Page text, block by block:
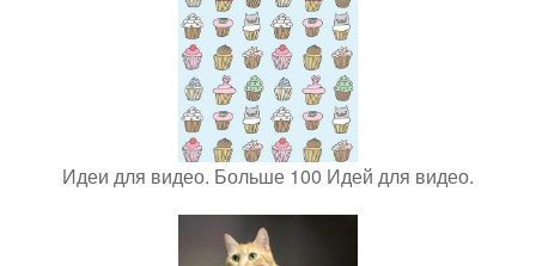
Идеи для видео. Больше 100 Идей для видео.